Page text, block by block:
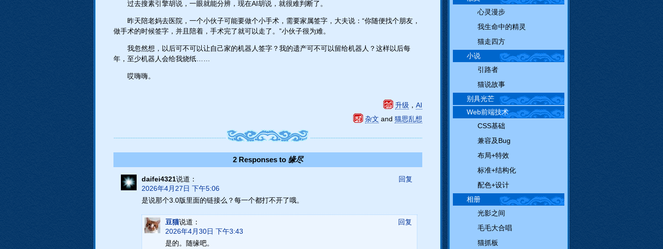
过去搜素引擎胡说，一眼就能分辨，现在AI胡说，就很难判断了。
昨天陪老妈去医院，一个小伙子可能要做个小手术，需要家属签字，大夫说：“你随便找个朋友，
做手术的时候签字，并且陪着，手术完了就可以走了。”小伙子很为难。
我忽然想，以后可不可以让自己家的机器人签字？我的遗产可不可以留给机器人？这样以后每
年，至少机器人会给我烧纸……
哎嗨嗨。
升级 ， AI
杂文 and 猫思乱想
2 Responses to 缘尽
daifei4321说道：
2026年4月27日 下午5:06
是说那个3.0版里面的链接么？每一个都打不开了哦。
回复
豆猫说道：
2026年4月30日 下午3:43
是的。随缘吧。
回复
心灵漫步
我生命中的精灵
猫走四方
小说
引路者
猫说故事
别具光芒
Web前端技术
CSS基础
兼容及Bug
布局+特效
标准+结构化
配色+设计
相册
光影之间
毛毛大合唱
猫抓板